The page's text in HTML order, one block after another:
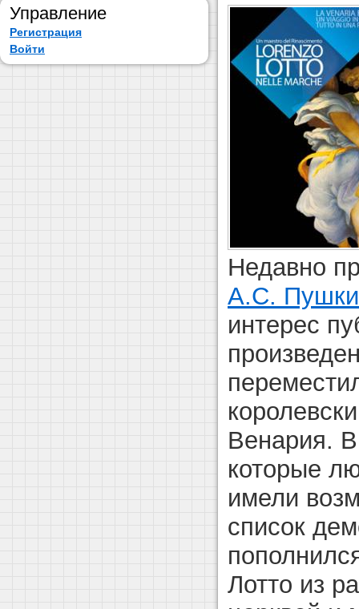
Управление
Регистрация
Войти
Недавно
А.С.
интерес
Венария.
которые
имели
список
Лотто из